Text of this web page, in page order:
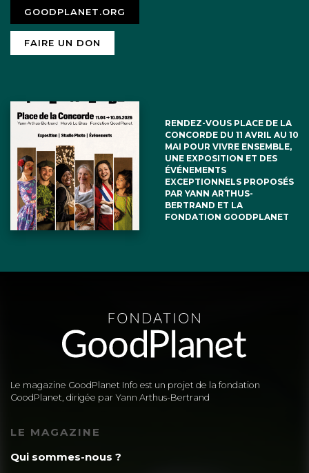
GOODPLANET.ORG
FAIRE UN DON
RENDEZ-VOUS PLACE DE LA
CONCORDE DU 11 AVRIL AU 10
MAI POUR VIVRE ENSEMBLE,
UNE EXPOSITION ET DES
ÉVÉNEMENTS
EXCEPTIONNELS PROPOSÉS
PAR YANN ARTHUS-
BERTRAND ET LA
FONDATION GOODPLANET
Le magazine GoodPlanet Info est un projet de la fondation
GoodPlanet, dirigée par Yann Arthus-Bertrand
LE MAGAZINE
Qui sommes-nous ?